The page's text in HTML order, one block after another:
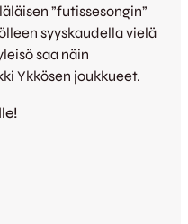
”futissesongin”
syyskaudella vielä
saa näin
Ykkösen joukkueet.